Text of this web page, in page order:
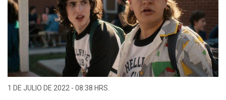
1 DE JULIO DE 2022 - 08:38 HRS.